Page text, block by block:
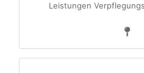
Leistungen